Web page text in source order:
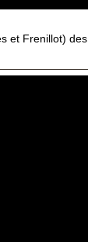
et Frenillot) des